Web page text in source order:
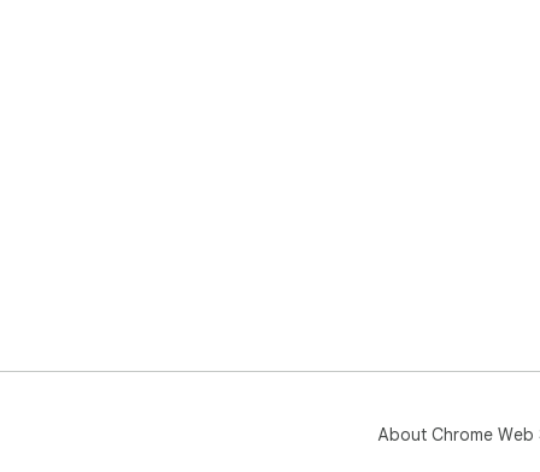
About Chrome Web